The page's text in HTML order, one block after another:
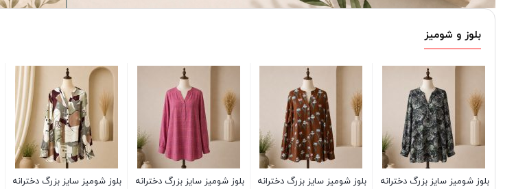
بلوز و شومیز
بلوز شومیز سایز بزرگ دخترانه
بلوز شومیز سایز بزرگ دخترانه
بلوز شومیز سایز بزرگ دخترانه
بلوز شومیز سایز بزرگ دخترانه